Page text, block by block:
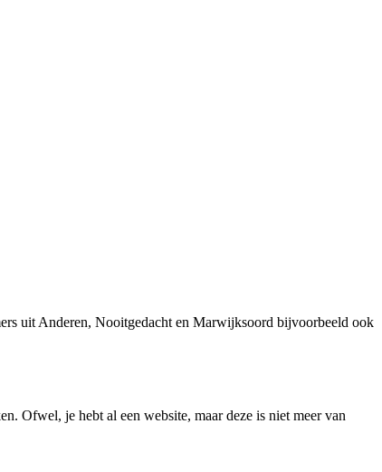
uit Anderen, Nooitgedacht en Marwijksoord bijvoorbeeld ook
Ofwel, je hebt al een website, maar deze is niet meer van